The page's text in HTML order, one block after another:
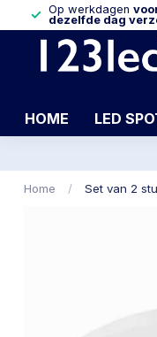
Op werkdagen
dezelfde dag
HOME LED
Home / Set van 2